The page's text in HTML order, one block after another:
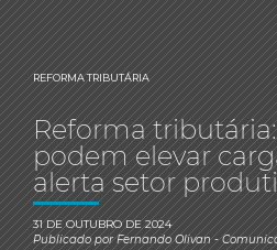
REFORMA TRIBUTÁRIA
Reforma
podem elevar
alerta setor
31 DE OUTUBRO DE 2024
Publicado porFernando Olivan-